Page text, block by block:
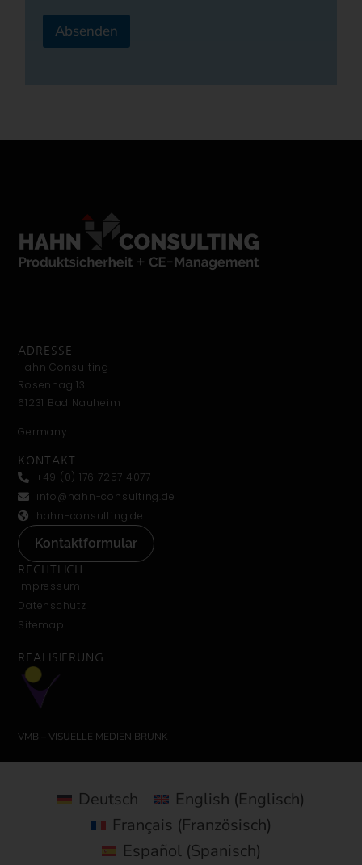
Absenden
a
ADRESSE
Hahn Consulting
Rosenhag 13
61231 Bad Nauheim
Germany
KONTAKT
+49 (0) 176 7257 4077
info@hahn-consulting.de
hahn-consulting.de
Kontaktformular
RECHTLICH
Impressum
Datenschutz
Sitemap
REALISIERUNG
VMB – VISUELLE MEDIEN BRUNK
Deutsch English (Englisch)
Français (Französisch)
Español(Spanisch)